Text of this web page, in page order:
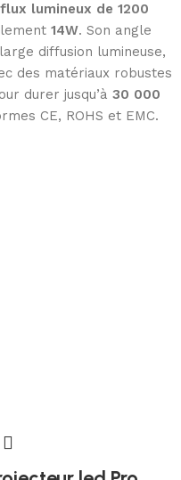
flux lumineux de 1200
14W. Son angle
diffusion lumineuse,
des matériaux robustes
durer jusqu’à 30 000
CE, ROHS et EMC.